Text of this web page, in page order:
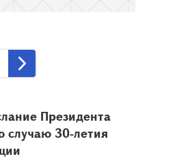
Президента
случаю 30-летия